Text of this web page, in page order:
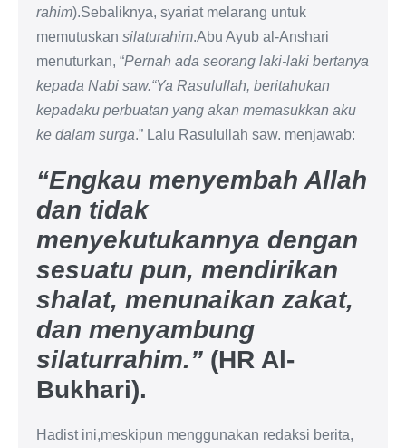
rahim).Sebaliknya, syariat melarang untuk
memutuskan silaturahim.Abu Ayub al-Anshari
menuturkan, “Pernah ada seorang laki-laki bertanya
kepada Nabi saw.“Ya Rasulullah, beritahukan
kepadaku perbuatan yang akan memasukkan aku
ke dalam surga.” Lalu Rasulullah saw. menjawab:
“Engkau menyembah Allah
dan tidak
menyekutukannya dengan
sesuatu pun, mendirikan
shalat, menunaikan zakat,
dan menyambung
silaturrahim.” (HR Al-
Bukhari).
Hadist ini,meskipun menggunakan redaksi berita,